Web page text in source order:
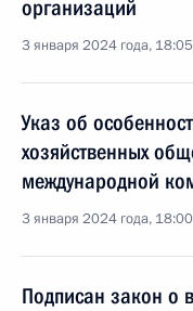
организаций
3 января 2024 года, 18:05
Указ об
хозяйственных
международной
3 января 2024 года, 18:00
Подписан закон о